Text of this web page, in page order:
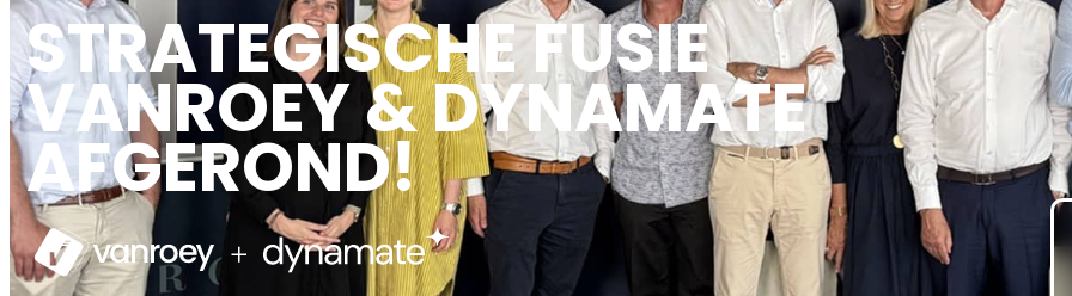
STRATEGISCHE FUSIE
VANROEY & DYNAMATE
AFGEROND!